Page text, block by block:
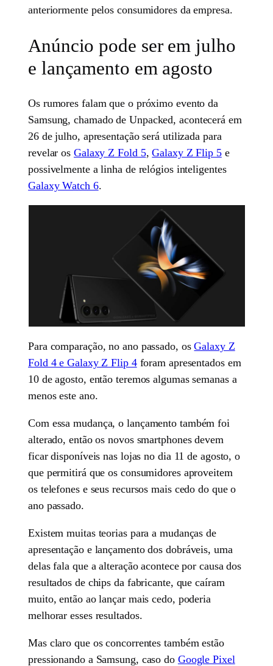
anteriormente pelos consumidores da empresa.
Anúncio pode ser em julho
e lançamento em agosto
Os rumores falam que o próximo evento da
Samsung, chamado de Unpacked, acontecerá em
26 de julho, apresentação será utilizada para
revelar os Galaxy Z Fold 5,Galaxy Z Flip 5e
possivelmente a linha de relógios inteligentes
Galaxy Watch 6.
Para comparação, no ano passado, osGalaxy Z
Fold 4 e Galaxy Z Flip 4foram apresentados em
10 de agosto, então teremos algumas semanas a
menos este ano.
Com essa mudança, o lançamento também foi
alterado, então os novos smartphones devem
ficar disponíveis nas lojas no dia 11 de agosto, o
que permitirá que os consumidores aproveitem
os telefones e seus recursos mais cedo do que o
ano passado.
Existem muitas teorias para a mudanças de
apresentação e lançamento dos dobráveis, uma
delas fala que a alteração acontece por causa dos
resultados de chips da fabricante, que caíram
muito, então ao lançar mais cedo, poderia
melhorar esses resultados.
Mas claro que os concorrentes também estão
pressionando a Samsung, caso do Google Pixel